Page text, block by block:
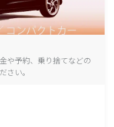
や予約、乗り捨てなどの
さい。